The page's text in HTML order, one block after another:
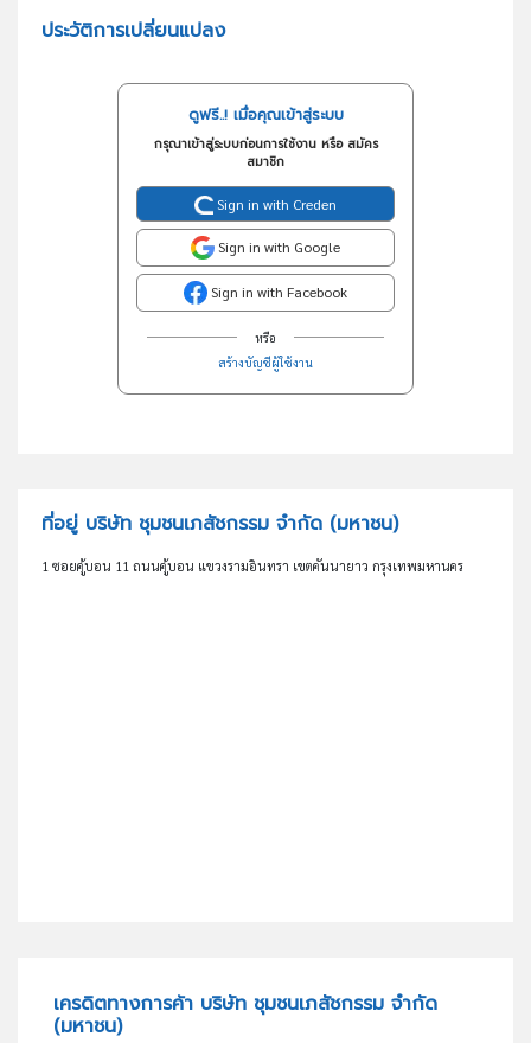
ประวัติการเปลี่ยนแปลง
ดูฟรี..! เมื่อคุณเข้าสู่ระบบ
กรุณาเข้าสู่ระบบก่อนการใช้งาน หรือ สมัคร
สมาชิก
Sign in with Creden
Sign in with Google
Sign in with Facebook
หรือ
สร้างบัญชีผู้ใช้งาน
ที่อยู่ บริษัท ชุมชนเภสัชกรรม จำกัด (มหาชน)
1 ซอยคู้บอน 11 ถนนคู้บอน แขวงรามอินทรา เขตคันนายาว กรุงเทพมหานคร
เครดิตทางการค้า บริษัท ชุมชนเภสัชกรรม จำกัด
(มหาชน)